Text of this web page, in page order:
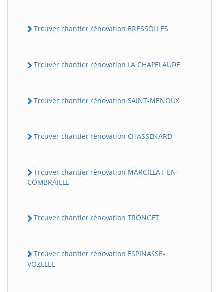
Trouver chantier rénovation BRESSOLLES
Trouver chantier rénovation LA CHAPELAUDE
Trouver chantier rénovation SAINT-MENOUX
Trouver chantier rénovation CHASSENARD
Trouver chantier rénovation MARCILLAT-EN-
COMBRAILLE
Trouver chantier rénovation TRONGET
Trouver chantier rénovation ESPINASSE-
VOZELLE